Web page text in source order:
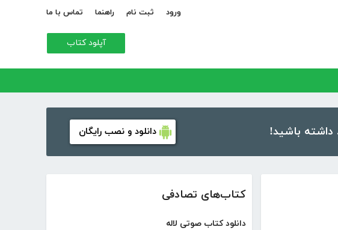
ورود ثبت نام راهنما تماس با ما
آپلود کتاب
دانلود و نصب رایگان
کتاب‌های تصادفی
دانلود کتاب صوتی لاله